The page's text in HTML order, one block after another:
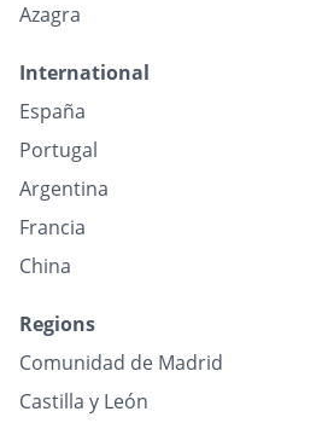
Azagra
International
España
Portugal
Argentina
Francia
China
Regions
Comunidad de Madrid
Castilla y León